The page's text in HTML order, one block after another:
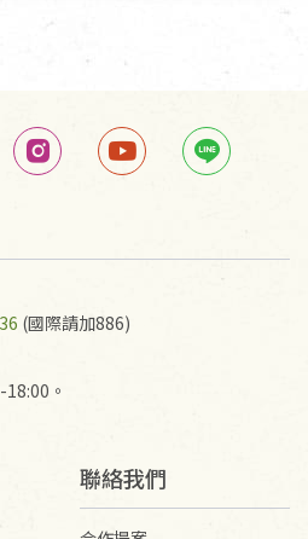
(國際請加886)
。
聯絡我們